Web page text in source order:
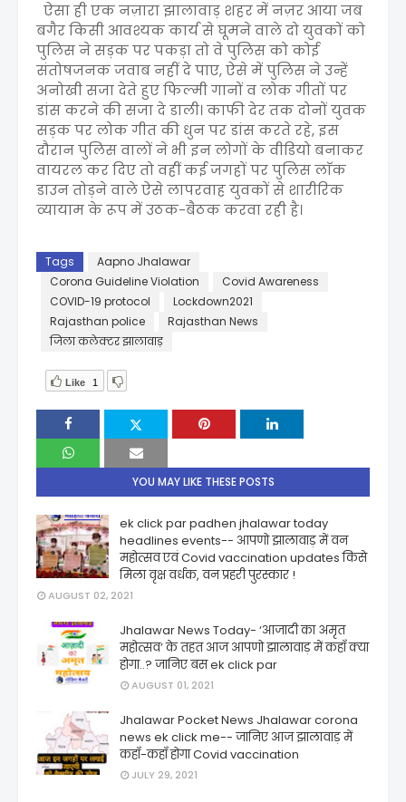
ऐसा ही एक नज़ारा झालावाड़ शहर में नज़र आया जब
बगैर किसी आवश्यक कार्य से घूमने वाले दो युवकों को
पुलिस ने सड़क पर पकड़ा तो वे पुलिस को कोई
संतोषजनक जवाब नहीं दे पाए, ऐसे में पुलिस ने उन्हें
अनोखी सजा देते हुए फिल्मी गानों व लोक गीतों पर
डांस करने की सजा दे डाली। काफी देर तक दोनों युवक
सड़क पर लोक गीत की धुन पर डांस करते रहे, इस
दौरान पुलिस वालों ने भी इन लोगों के वीडियो बनाकर
वायरल कर दिए तो वहीं कई जगहों पर पुलिस लाॅक
डाउन तोड़ने वाले ऐसे लापरवाह युवकों से शारीरिक
व्यायाम के रूप में उठक-बैठक करवा रही है।
Tags
Aapno Jhalawar
Corona Guideline Violation
Covid Awareness
COVID-19 protocol
Lockdown2021
Rajasthan police
Rajasthan News
जिला कलेक्टर झालावाड़
Like 1
YOU MAY LIKE THESE POSTS
ek click par padhen jhalawar today
headlines events-- आपणो झालावाड़ में वन
महोत्सव एवं Covid vaccination updates किसे
मिला वृक्ष वर्धक, वन प्रहरी पुरस्कार !
AUGUST 02, 2021
Jhalawar News Today- ‘आजादी का अमृत
महोत्सव’ के तहत आज आपणो झालावाड़ में कहाँ क्या
होगा..? जानिए बस ek click par
AUGUST 01, 2021
Jhalawar Pocket News Jhalawar corona
news ek click me-- जानिए आज झालावाड़ में
कहाँ-कहाँ होगा Covid vaccination
JULY 29, 2021